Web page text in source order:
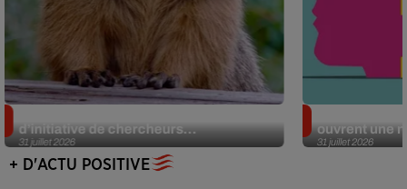
31 juillet 2026
d’initiative de chercheurs...
31 juillet 2026
ouvrent une
+ D'ACTU POSITIVE